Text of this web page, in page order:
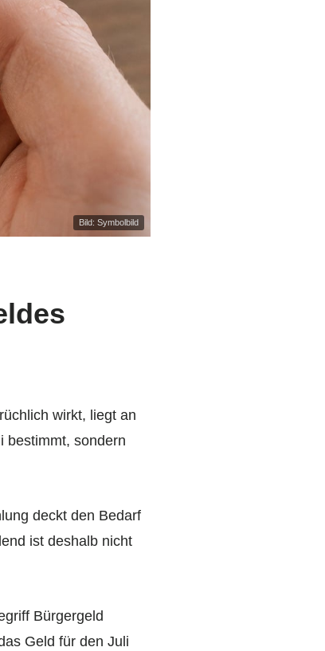
Bild: Symbolbild
wirkt, liegt an
bestimmt, sondern
deckt den Bedarf
ist deshalb nicht
Bürgergeld
Geld für den Juli